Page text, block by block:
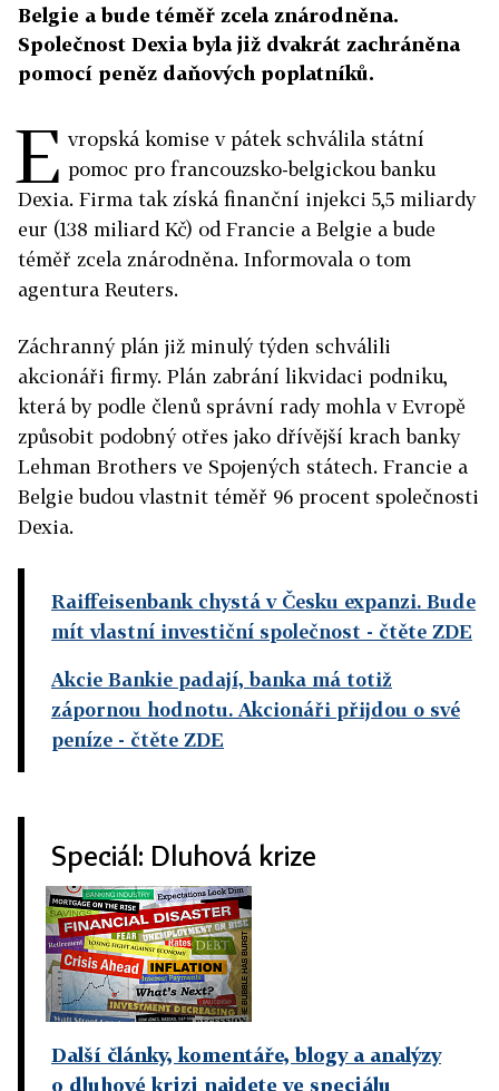
Belgie a bude téměř zcela znárodněna.
Společnost Dexia byla již dvakrát zachráněna
pomocí peněz daňových poplatníků.
E vropská komise v pátek schválila státní
pomoc pro francouzsko-belgickou banku
Dexia. Firma tak získá finanční injekci 5,5 miliardy
eur (138 miliard Kč) od Francie a Belgie a bude
téměř zcela znárodněna. Informovala o tom
agentura Reuters.
Záchranný plán již minulý týden schválili
akcionáři firmy. Plán zabrání likvidaci podniku,
která by podle členů správní rady mohla v Evropě
způsobit podobný otřes jako dřívější krach banky
Lehman Brothers ve Spojených státech. Francie a
Belgie budou vlastnit téměř 96 procent společnosti
Dexia.
Raiffeisenbank chystá v Česku expanzi. Bude
mít vlastní investiční společnost - čtěte ZDE
Akcie Bankie padají, banka má totiž
zápornou hodnotu. Akcionáři přijdou o své
peníze - čtěte ZDE
Speciál: Dluhová krize
Další články, komentáře, blogy a analýzy
o dluhové krizi najdete ve speciálu